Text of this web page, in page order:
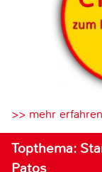
>> mehr erfahren
Topthema:
Patos